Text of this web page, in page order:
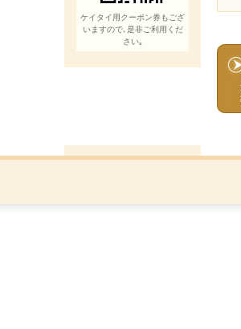
ケイタイ用クーポン券もござ
いますので､是非ご利用くだ
さい｡